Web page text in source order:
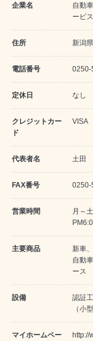
企業名
自動
ービス
住所 新潟
電話番号 0250-
定休日 なし
クレジットカー
ド
VISA
代表者名 土田
FAX番号 0250-
営業時間
月～
主要商品
新車
自動
ース
設備
認証
（
マイホームペー
http://